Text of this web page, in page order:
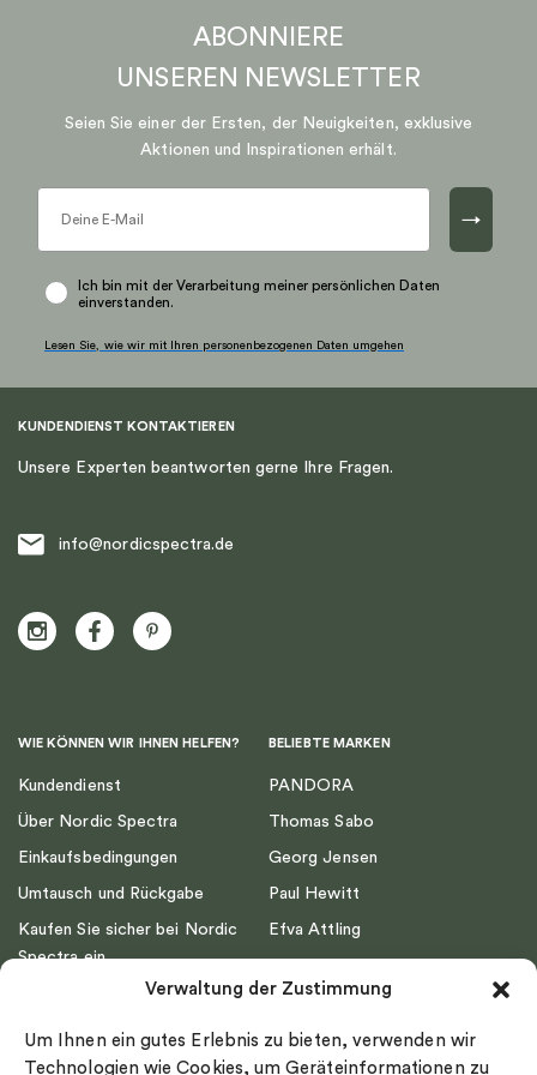
Verwaltung der Zustimmung
Um Ihnen ein gutes Erlebnis zu bieten, verwenden wir
Technologien wie Cookies, um Geräteinformationen zu
der
Produktseite
gewählt
werden
ABONNIERE
UNSEREN NEWSLETTER
Seien Sie einer der Ersten, der Neuigkeiten, exklusive
Aktionen und Inspirationen erhält.
→
Ich bin mit der Verarbeitung meiner persönlichen Daten
einverstanden.
Lesen Sie, wie wir mit Ihren personenbezogenen Daten umgehen
KUNDENDIENST KONTAKTIEREN
Unsere Experten beantworten gerne Ihre Fragen.
info@nordicspectra.de
WIE KÖNNEN WIR IHNEN HELFEN?
Kundendienst
Über Nordic Spectra
Einkaufsbedingungen
Umtausch und Rückgabe
Kaufen Sie sicher bei Nordic
Spectra ein
Impressum
Ringgröße
BELIEBTE MARKEN
PANDORA
Thomas Sabo
Georg Jensen
Paul Hewitt
Efva Attling
Drakenberg Sjölin
Nordic Spectra